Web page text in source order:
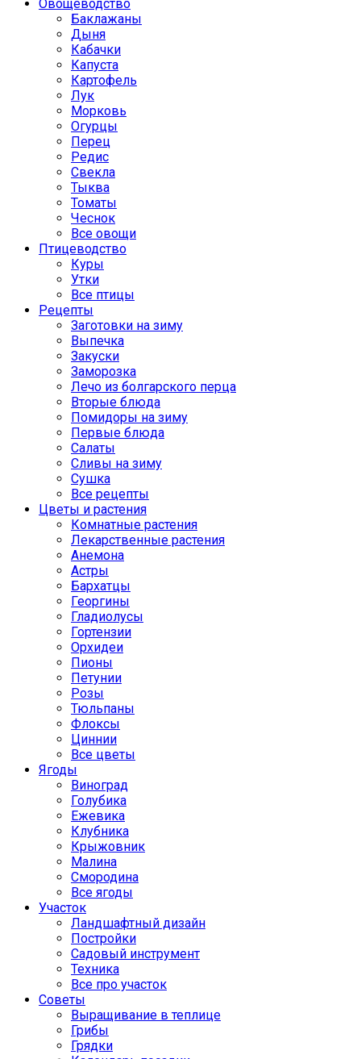
Овощеводство
Баклажаны
Дыня
Кабачки
Капуста
Картофель
Лук
Морковь
Огурцы
Перец
Редис
Свекла
Тыква
Томаты
Чеснок
Все овощи
Птицеводство
Куры
Утки
Все птицы
Рецепты
Заготовки на зиму
Выпечка
Закуски
Заморозка
Лечо из болгарского перца
Вторые блюда
Помидоры на зиму
Первые блюда
Салаты
Сливы на зиму
Сушка
Все рецепты
Цветы и растения
Комнатные растения
Лекарственные растения
Анемона
Астры
Бархатцы
Георгины
Гладиолусы
Гортензии
Орхидеи
Пионы
Петунии
Розы
Тюльпаны
Флоксы
Циннии
Все цветы
Ягоды
Виноград
Голубика
Ежевика
Клубника
Крыжовник
Малина
Смородина
Все ягоды
Участок
Ландшафтный дизайн
Постройки
Садовый инструмент
Техника
Все про участок
Советы
Выращивание в теплице
Грибы
Грядки